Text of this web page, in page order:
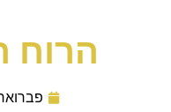
הרוח
פברואר 26,